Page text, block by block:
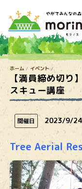
ホーム イベント
【満員締め切り
スキュー講座
開催日 2023/9/24
Tree Aerial